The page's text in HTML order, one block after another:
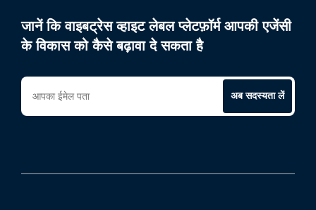
जानें कि वाइबट्रेस व्हाइट लेबल प्लेटफ़ॉर्म आपकी एजेंसी
के विकास को कैसे बढ़ावा दे सकता है
अब सदस्यता लें